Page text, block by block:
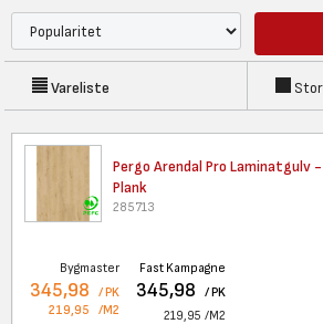
Vareliste
Pergo Arendal Pro Laminatgulv -
Plank
285713
Bygmaster
345,98 / PK
219,95 /M2
Fast Kampagne
345,98 / PK
219,95 /M2